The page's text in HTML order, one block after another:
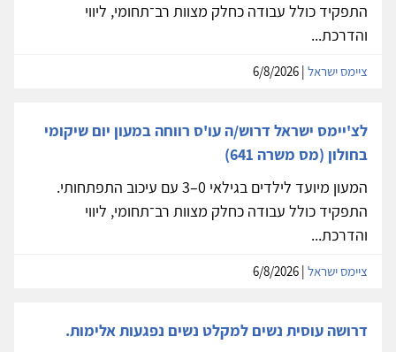
התפקיד כולל עבודה כחלק מצוות רב־תחומי, ליווי
והדרכת...
ציימס ישראל
לצ'יימס ישראל דרוש/ה עו'ס רווחה במעון יום שיקומי
בחולון (מס משרה 641)
המעון מיועד לילדים בגילאי 0–3 עם עיכוב התפתחותי.
התפקיד כולל עבודה כחלק מצוות רב־תחומי, ליווי
והדרכת...
ציימס ישראל
דרושה עוסית נשים למקלט נשים נפגעות אלימות.